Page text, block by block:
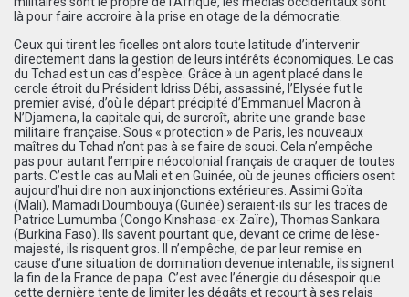
là pour faire accroire à la prise en otage de la démocratie.
Ceux qui tirent les ficelles ont alors toute latitude d’intervenir
directement dans la gestion de leurs intérêts économiques. Le cas
du Tchad est un cas d’espèce. Grâce à un agent placé dans le
cercle étroit du Président Idriss Débi, assassiné, l’Elysée fut le
premier avisé, d’où le départ précipité d’Emmanuel Macron à
N’Djamena, la capitale qui, de surcroît, abrite une grande base
militaire française. Sous « protection » de Paris, les nouveaux
maîtres du Tchad n’ont pas à se faire de souci. Cela n’empêche
pas pour autant l’empire néocolonial français de craquer de toutes
parts. C’est le cas au Mali et en Guinée, où de jeunes officiers osent
aujourd’hui dire non aux injonctions extérieures. Assimi Goïta
(Mali), Mamadi Doumbouya (Guinée) seraient-ils sur les traces de
Patrice Lumumba (Congo Kinshasa-ex-Zaïre), Thomas Sankara
(Burkina Faso). Ils savent pourtant que, devant ce crime de lèse-
majesté, ils risquent gros. Il n’empêche, de par leur remise en
cause d’une situation de domination devenue intenable, ils signent
la fin de la France de papa. C’est avec l’énergie du désespoir que
cette dernière tente de limiter les dégâts et recourt à ses relais